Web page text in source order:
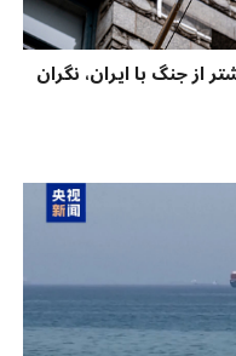
از جنگ با ایران، نگران